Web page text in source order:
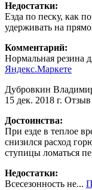
Недостатки:
Езда по песку, как
удерживать на
Комментарий:
Нормальная резина
Яндекс.Маркете
Дубровкин
15 дек. 2018 г. Отзыв
Достоинства:
При езде в теплое
снизился расход
ступицы ломаться
Недостатки:
Всесезонность не...